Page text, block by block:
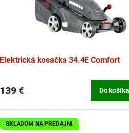
Elektrická kosačka 34.4E Comfort
139 € Do košíka
SKLADOM NA PREDAJNI